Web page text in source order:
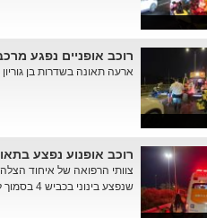
רוכב אופניים נפגע
ארעה תאונה בשדרות בן גוריון
רוכב אופנוע נפצע
שנפצע בינוני בכביש 4 בסמוך למחלף חולון